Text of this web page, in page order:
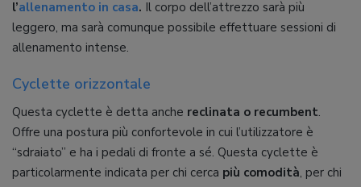
l’allenamento in casa. Il corpo dell’attrezzo sarà più
leggero, ma sarà comunque possibile effettuare sessioni di
allenamento intense.
Cyclette orizzontale
Questa cyclette è detta anche reclinata o recumbent.
Offre una postura più confortevole in cui l’utilizzatore è
“sdraiato” e ha i pedali di fronte a sé. Questa cyclette è
particolarmente indicata per chi cerca più comodità, per chi